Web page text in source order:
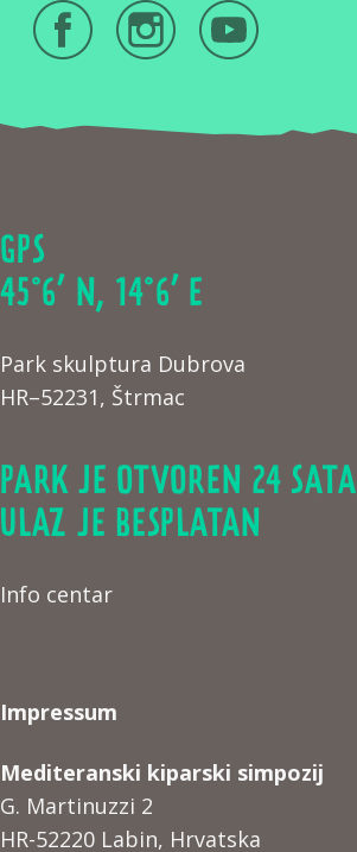
GPS
45°6’ N, 14°6’ E
Park skulptura Dubrova
HR–52231, Štrmac
PARK JE OTVOREN 24 SATA
ULAZ JE BESPLATAN
Info centar
Impressum
Mediteranski kiparski simpozij
G. Martinuzzi 2
HR-52220 Labin, Hrvatska